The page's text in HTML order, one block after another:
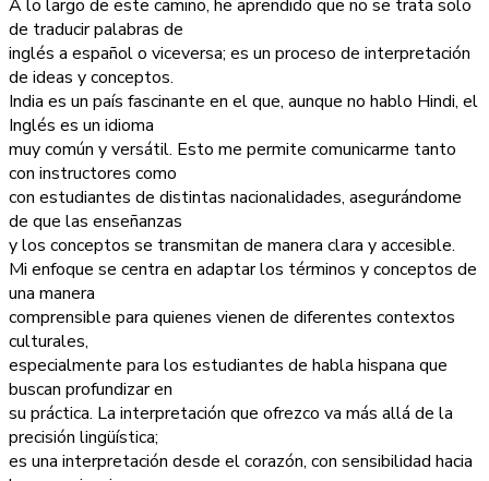
A lo largo de este camino, he aprendido que no se trata solo
de traducir palabras de
inglés a español o viceversa; es un proceso de interpretación
de ideas y conceptos.
India es un país fascinante en el que, aunque no hablo Hindi, el
Inglés es un idioma
muy común y versátil. Esto me permite comunicarme tanto
con instructores como
con estudiantes de distintas nacionalidades, asegurándome
de que las enseñanzas
y los conceptos se transmitan de manera clara y accesible.
Mi enfoque se centra en adaptar los términos y conceptos de
una manera
comprensible para quienes vienen de diferentes contextos
culturales,
especialmente para los estudiantes de habla hispana que
buscan profundizar en
su práctica. La interpretación que ofrezco va más allá de la
precisión lingüística;
es una interpretación desde el corazón, con sensibilidad hacia